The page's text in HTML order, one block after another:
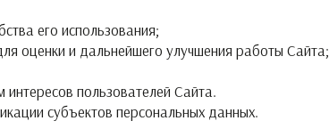
его использования;
оценки и дальнейшего улучшения работы Сайта;
пользователей Сайта.
субъектов персональных данных.